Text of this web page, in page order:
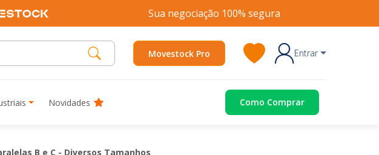
Sua negociação 100% segura
Movestock Pro Entrar
Novidades Como Comprar
B e C - Diversos Tamanhos